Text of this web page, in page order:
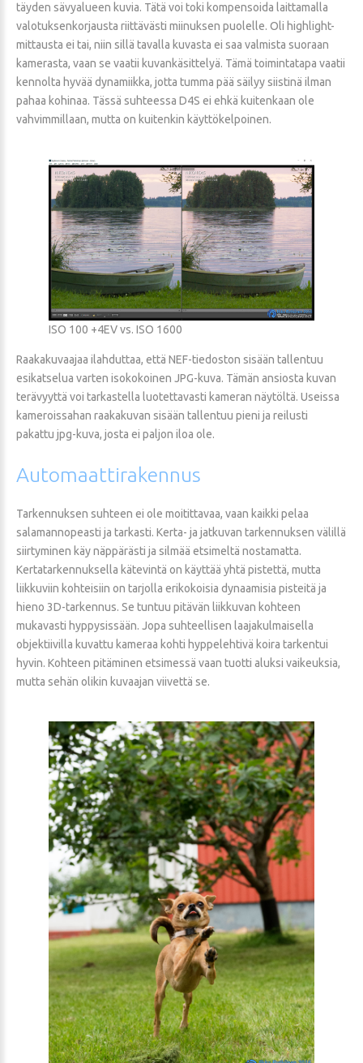
täyden sävyalueen kuvia. Tätä voi toki kompensoida laittamalla
valotuksenkorjausta riittävästi miinuksen puolelle. Oli highlight-
mittausta ei tai, niin sillä tavalla kuvasta ei saa valmista suoraan
kamerasta, vaan se vaatii kuvankäsittelyä. Tämä toimintatapa vaatii
kennolta hyvää dynamiikka, jotta tumma pää säilyy siistinä ilman
pahaa kohinaa. Tässä suhteessa D4S ei ehkä kuitenkaan ole
vahvimmillaan, mutta on kuitenkin käyttökelpoinen.
ISO 100 +4EV vs. ISO 1600
Raakakuvaajaa ilahduttaa, että NEF-tiedoston sisään tallentuu
esikatselua varten isokokoinen JPG-kuva. Tämän ansiosta kuvan
terävyyttä voi tarkastella luotettavasti kameran näytöltä. Useissa
kameroissahan raakakuvan sisään tallentuu pieni ja reilusti
pakattu jpg-kuva, josta ei paljon iloa ole.
Automaattirakennus
Tarkennuksen suhteen ei ole moitittavaa, vaan kaikki pelaa
salamannopeasti ja tarkasti. Kerta- ja jatkuvan tarkennuksen välillä
siirtyminen käy näppärästi ja silmää etsimeltä nostamatta.
Kertatarkennuksella kätevintä on käyttää yhtä pistettä, mutta
liikkuviin kohteisiin on tarjolla erikokoisia dynaamisia pisteitä ja
hieno 3D-tarkennus. Se tuntuu pitävän liikkuvan kohteen
mukavasti hyppysissään. Jopa suhteellisen laajakulmaisella
objektiivilla kuvattu kameraa kohti hyppelehtivä koira tarkentui
hyvin. Kohteen pitäminen etsimessä vaan tuotti aluksi vaikeuksia,
mutta sehän olikin kuvaajan viivettä se.